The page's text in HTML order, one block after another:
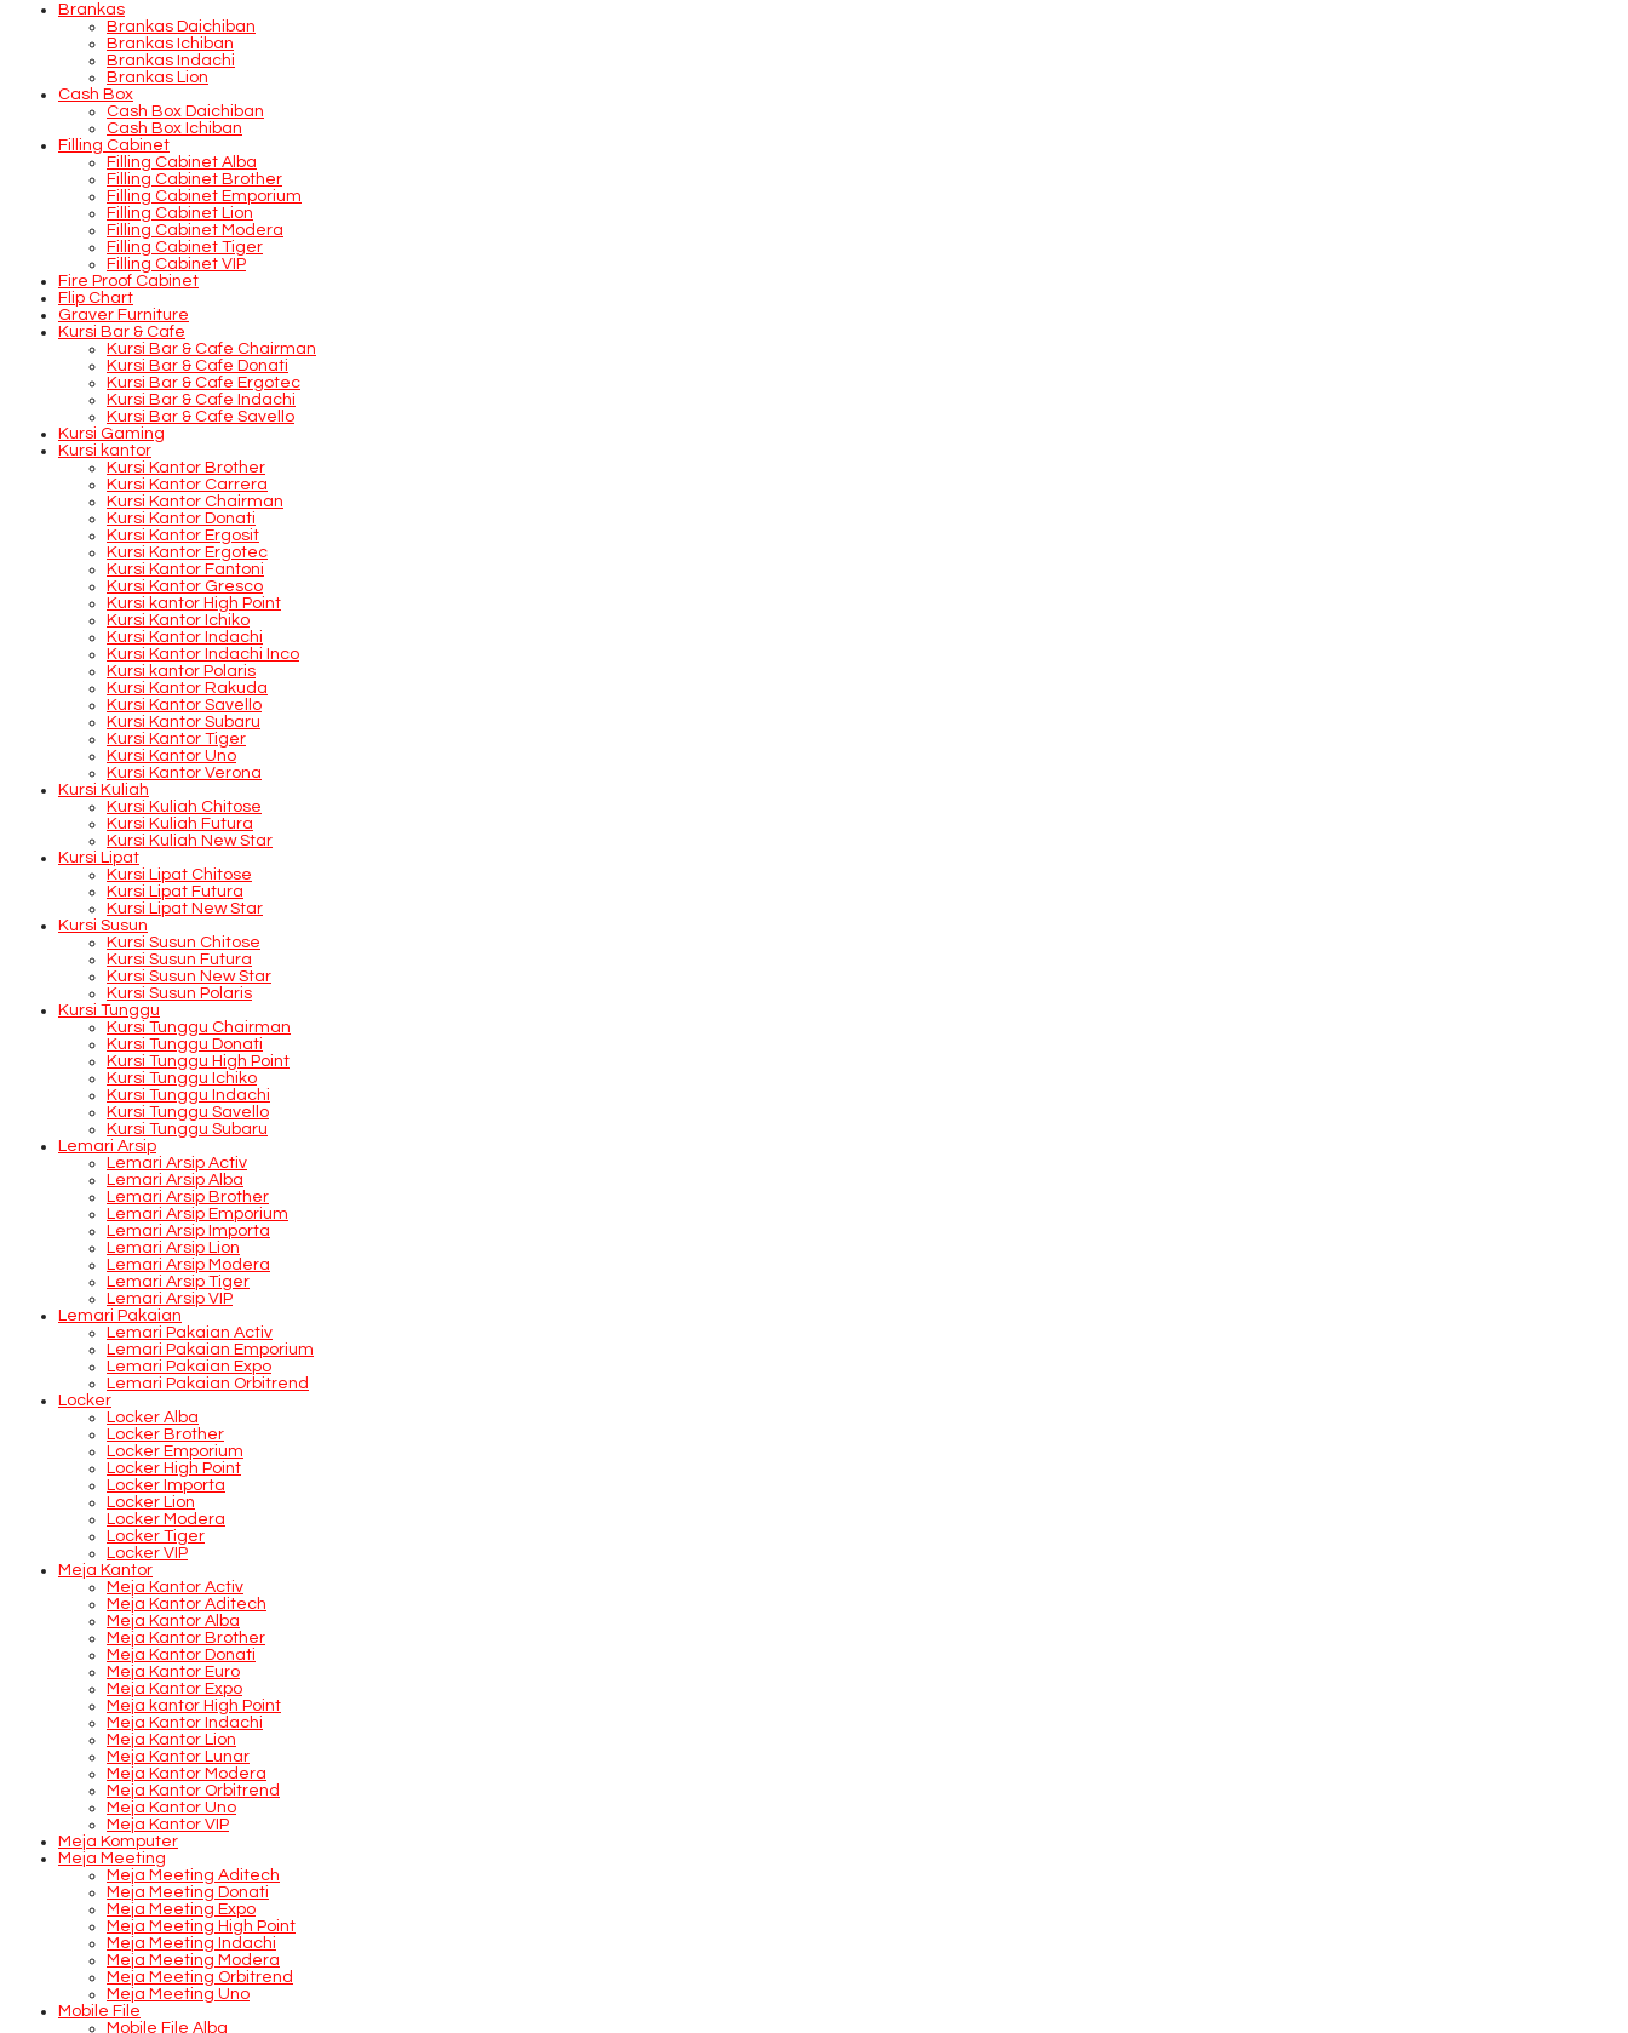
Brankas
Brankas Daichiban
Brankas Ichiban
Brankas Indachi
Brankas Lion
Cash Box
Cash Box Daichiban
Cash Box Ichiban
Filling Cabinet
Filling Cabinet Alba
Filling Cabinet Brother
Filling Cabinet Emporium
Filling Cabinet Lion
Filling Cabinet Modera
Filling Cabinet Tiger
Filling Cabinet VIP
Fire Proof Cabinet
Flip Chart
Graver Furniture
Kursi Bar & Cafe
Kursi Bar & Cafe Chairman
Kursi Bar & Cafe Donati
Kursi Bar & Cafe Ergotec
Kursi Bar & Cafe Indachi
Kursi Bar & Cafe Savello
Kursi Gaming
Kursi kantor
Kursi Kantor Brother
Kursi Kantor Carrera
Kursi Kantor Chairman
Kursi Kantor Donati
Kursi Kantor Ergosit
Kursi Kantor Ergotec
Kursi Kantor Fantoni
Kursi Kantor Gresco
Kursi kantor High Point
Kursi Kantor Ichiko
Kursi Kantor Indachi
Kursi Kantor Indachi Inco
Kursi kantor Polaris
Kursi Kantor Rakuda
Kursi Kantor Savello
Kursi Kantor Subaru
Kursi Kantor Tiger
Kursi Kantor Uno
Kursi Kantor Verona
Kursi Kuliah
Kursi Kuliah Chitose
Kursi Kuliah Futura
Kursi Kuliah New Star
Kursi Lipat
Kursi Lipat Chitose
Kursi Lipat Futura
Kursi Lipat New Star
Kursi Susun
Kursi Susun Chitose
Kursi Susun Futura
Kursi Susun New Star
Kursi Susun Polaris
Kursi Tunggu
Kursi Tunggu Chairman
Kursi Tunggu Donati
Kursi Tunggu High Point
Kursi Tunggu Ichiko
Kursi Tunggu Indachi
Kursi Tunggu Savello
Kursi Tunggu Subaru
Lemari Arsip
Lemari Arsip Activ
Lemari Arsip Alba
Lemari Arsip Brother
Lemari Arsip Emporium
Lemari Arsip Importa
Lemari Arsip Lion
Lemari Arsip Modera
Lemari Arsip Tiger
Lemari Arsip VIP
Lemari Pakaian
Lemari Pakaian Activ
Lemari Pakaian Emporium
Lemari Pakaian Expo
Lemari Pakaian Orbitrend
Locker
Locker Alba
Locker Brother
Locker Emporium
Locker High Point
Locker Importa
Locker Lion
Locker Modera
Locker Tiger
Locker VIP
Meja Kantor
Meja Kantor Activ
Meja Kantor Aditech
Meja Kantor Alba
Meja Kantor Brother
Meja Kantor Donati
Meja Kantor Euro
Meja Kantor Expo
Meja kantor High Point
Meja Kantor Indachi
Meja Kantor Lion
Meja Kantor Lunar
Meja Kantor Modera
Meja Kantor Orbitrend
Meja Kantor Uno
Meja Kantor VIP
Meja Komputer
Meja Meeting
Meja Meeting Aditech
Meja Meeting Donati
Meja Meeting Expo
Meja Meeting High Point
Meja Meeting Indachi
Meja Meeting Modera
Meja Meeting Orbitrend
Meja Meeting Uno
Mobile File
Mobile File Alba